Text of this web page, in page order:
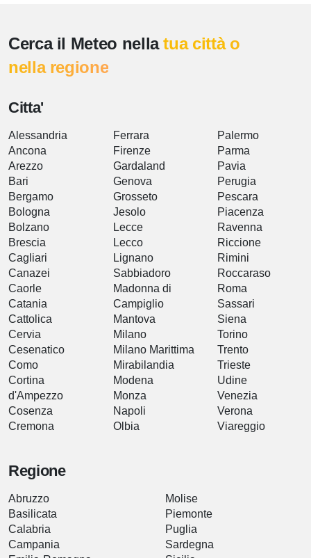
Cerca il Meteo nellatua città o
nella regione
Citta'
Alessandria
Ancona
Arezzo
Bari
Bergamo
Bologna
Bolzano
Brescia
Cagliari
Canazei
Caorle
Catania
Cattolica
Cervia
Cesenatico
Como
Cortina
d'Ampezzo
Cosenza
Cremona
Ferrara
Firenze
Gardaland
Genova
Grosseto
Jesolo
Lecce
Lecco
Lignano
Sabbiadoro
Madonna di
Campiglio
Mantova
Milano
Milano Marittima
Mirabilandia
Modena
Monza
Napoli
Olbia
Palermo
Parma
Pavia
Perugia
Pescara
Piacenza
Ravenna
Riccione
Rimini
Roccaraso
Roma
Sassari
Siena
Torino
Trento
Trieste
Udine
Venezia
Verona
Viareggio
Regione
Abruzzo
Basilicata
Calabria
Campania
Molise
Piemonte
Puglia
Sardegna